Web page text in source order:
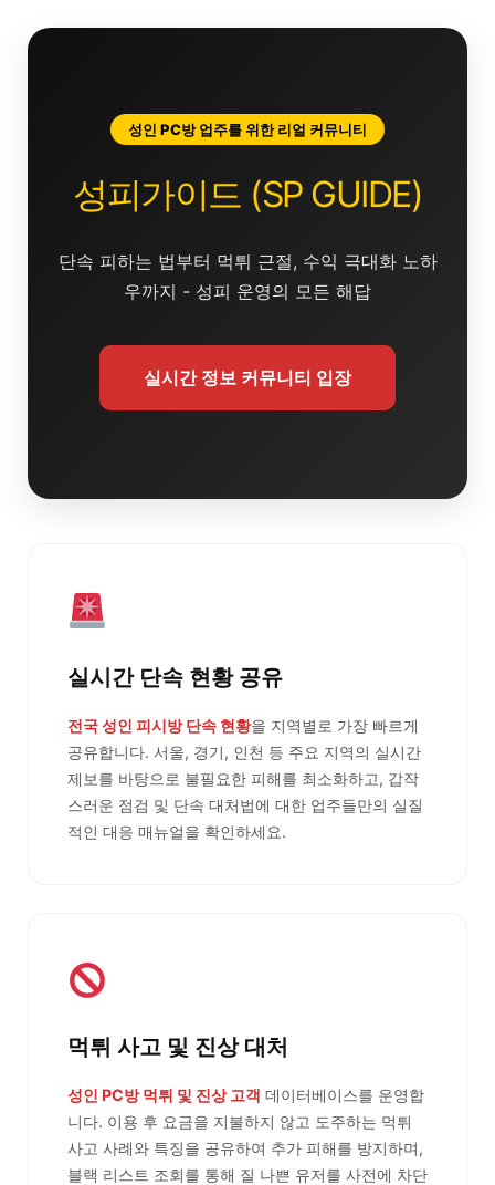
성인 PC방 업주를 위한 리얼 커뮤니티
성피가이드 (SP GUIDE)
단속 피하는 법부터 먹튀 근절, 수익 극대화 노하
우까지 - 성피 운영의 모든 해답
실시간 정보 커뮤니티 입장
실시간 단속 현황 공유
전국 성인 피시방 단속 현황을 지역별로 가장 빠르게
공유합니다. 서울, 경기, 인천 등 주요 지역의 실시간
제보를 바탕으로 불필요한 피해를 최소화하고, 갑작
스러운 점검 및 단속 대처법에 대한 업주들만의 실질
적인 대응 매뉴얼을 확인하세요.
먹튀 사고 및 진상 대처
성인 PC방 먹튀 및 진상 고객 데이터베이스를 운영합
니다. 이용 후 요금을 지불하지 않고 도주하는 먹튀
사고 사례와 특징을 공유하여 추가 피해를 방지하며,
블랙 리스트 조회를 통해 질 나쁜 유저를 사전에 차단